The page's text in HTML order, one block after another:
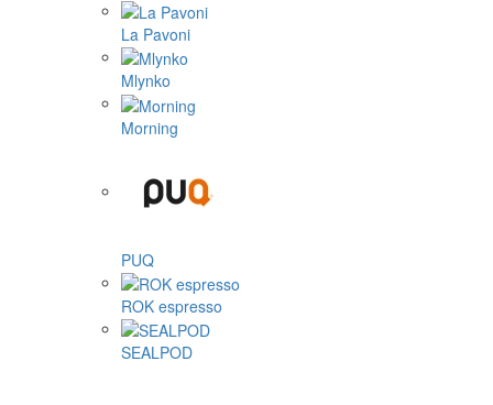
La Pavoni
Mlynko
Morning
PUQ
ROK espresso
SEALPOD